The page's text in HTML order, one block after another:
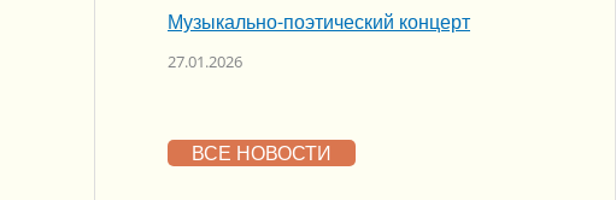
Музыкально-поэтический концерт
27.01.2026
ВСЕ НОВОСТИ